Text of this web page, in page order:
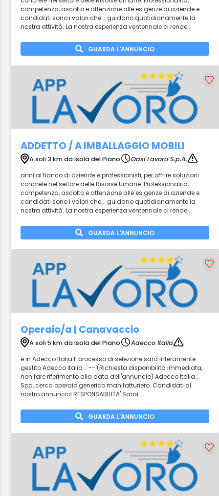
competenza, ascolto e attenzione alle esigenze di aziende e
candidati sono i valori che... guidano quotidianamente la
nostra attività. La nostra esperienza ventennale ci rende...
GUARDA L'ANNUNCIO
ADDETTO / A IMBALLAGGIO MOBILI
A soli 3 km da Isola del Piano
Oasi Lavoro S.p.A.
anni al fianco di aziende e professionisti, per offrire soluzioni
concrete nel settore delle Risorse Umane. Professionalità,
competenza, ascolto e attenzione alle esigenze di aziende e
candidati sono i valori che... guidano quotidianamente la
nostra attività. La nostra esperienza ventennale ci rende...
GUARDA L'ANNUNCIO
Operaio/a | Canavaccio
A soli 5 km da Isola del Piano
Adecco Italia
è in Adecco Italia Il processo di selezione sarà interamente
gestito Adecco Italia... -- (Richiesta disponibilità immediata,
non fare riferimento alla data dell'annuncio) Adecco Italia...
Spa, cerca operaio generico manifatturiero. Candidati al
nostro annuncio! RESPONSABILITA' Sarai...
GUARDA L'ANNUNCIO